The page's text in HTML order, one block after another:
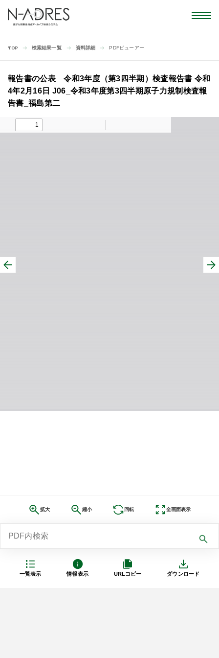
TOP 検索結果一覧 資料詳細 PDFビューアー
一覧表示 情報表示 URLコピー ダウンロード
報告書の公表 令和3年度（第3四半期）検査報告書 令和
4年2月16日 J06_令和3年度第3四半期原子力規制検査報
告書_福島第二
拡大 縮小 回転 全画面表示